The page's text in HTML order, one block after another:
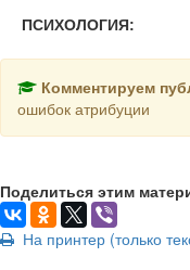
ПСИХОЛОГИЯ:
Комментируем
ошибок атрибуции
Поделиться этим
На принтер (только